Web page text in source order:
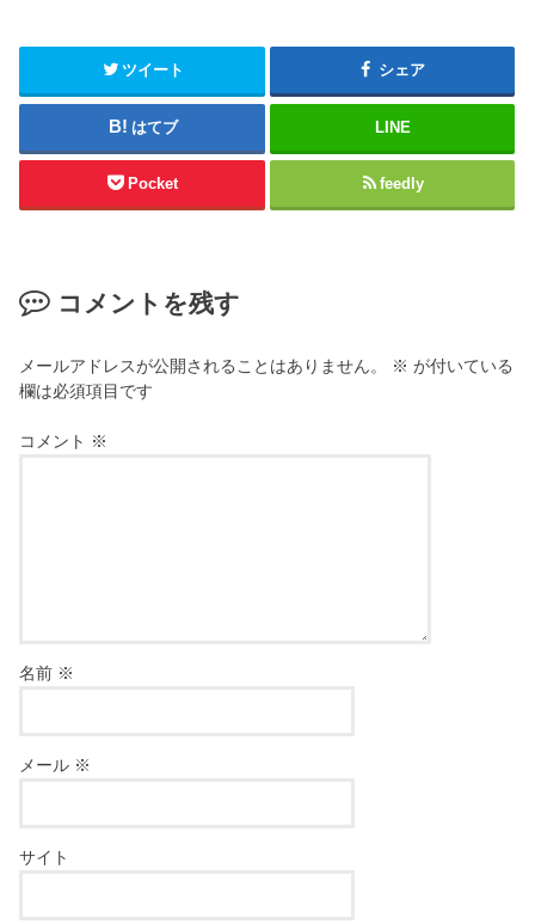
ツイート シェア
はてブ LINE
Pocket feedly
コメントを残す
メールアドレスが公開されることはありません。 ※ が付いている
欄は必須項目です
コメント ※
名前 ※
メール ※
サイト